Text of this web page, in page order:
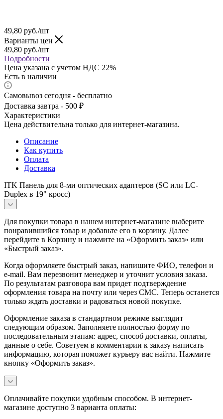
49,80 руб./шт
Варианты цен
49,80 руб./шт
Подробности
Цена указана с учетом НДС 22%
Есть в наличии
Самовывоз сегодня - бесплатно
Доставка завтра - 500 ₽
Характеристики
Цена действительна только для интернет-магазина.
Описание
Как купить
Оплата
Доставка
ITK Панель для 8-ми оптических адаптеров (SC или LC-
Duplex в 19" кросс)
Для покупки товара в нашем интернет-магазине выберите
понравившийся товар и добавьте его в корзину. Далее
перейдите в Корзину и нажмите на «Оформить заказ» или
«Быстрый заказ».
Когда оформляете быстрый заказ, напишите ФИО, телефон и
e-mail. Вам перезвонит менеджер и уточнит условия заказа.
По результатам разговора вам придет подтверждение
оформления товара на почту или через СМС. Теперь останется
только ждать доставки и радоваться новой покупке.
Оформление заказа в стандартном режиме выглядит
следующим образом. Заполняете полностью форму по
последовательным этапам: адрес, способ доставки, оплаты,
данные о себе. Советуем в комментарии к заказу написать
информацию, которая поможет курьеру вас найти. Нажмите
кнопку «Оформить заказ».
Оплачивайте покупки удобным способом. В интернет-
магазине доступно 3 варианта оплаты: